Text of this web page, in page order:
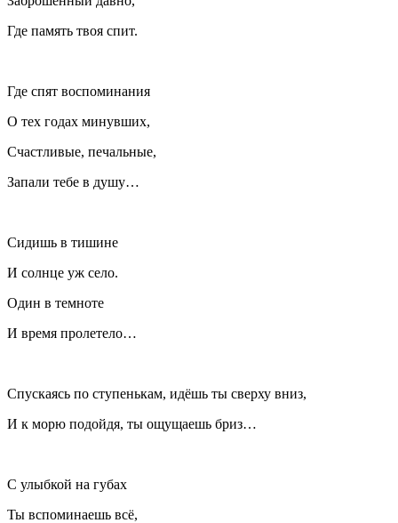
Где память твоя спит.
Где спят воспоминания
О тех годах минувших,
Счастливые, печальные,
Запали тебе в душу…
Сидишь в тишине
И солнце уж село.
Один в темноте
И время пролетело…
Спускаясь по ступенькам, идёшь ты сверху вниз,
И к морю подойдя, ты ощущаешь бриз…
С улыбкой на губах
Ты вспоминаешь всё,